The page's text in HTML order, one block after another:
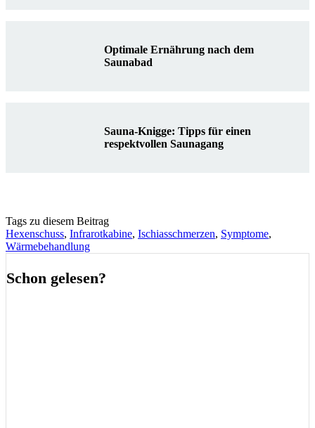
Optimale Ernährung nach dem
Saunabad
Sauna-Knigge: Tipps für einen
respektvollen Saunagang
Tags zu diesem Beitrag
Hexenschuss, Infrarotkabine, Ischiasschmerzen, Symptome,
Wärmebehandlung
Schon gelesen?